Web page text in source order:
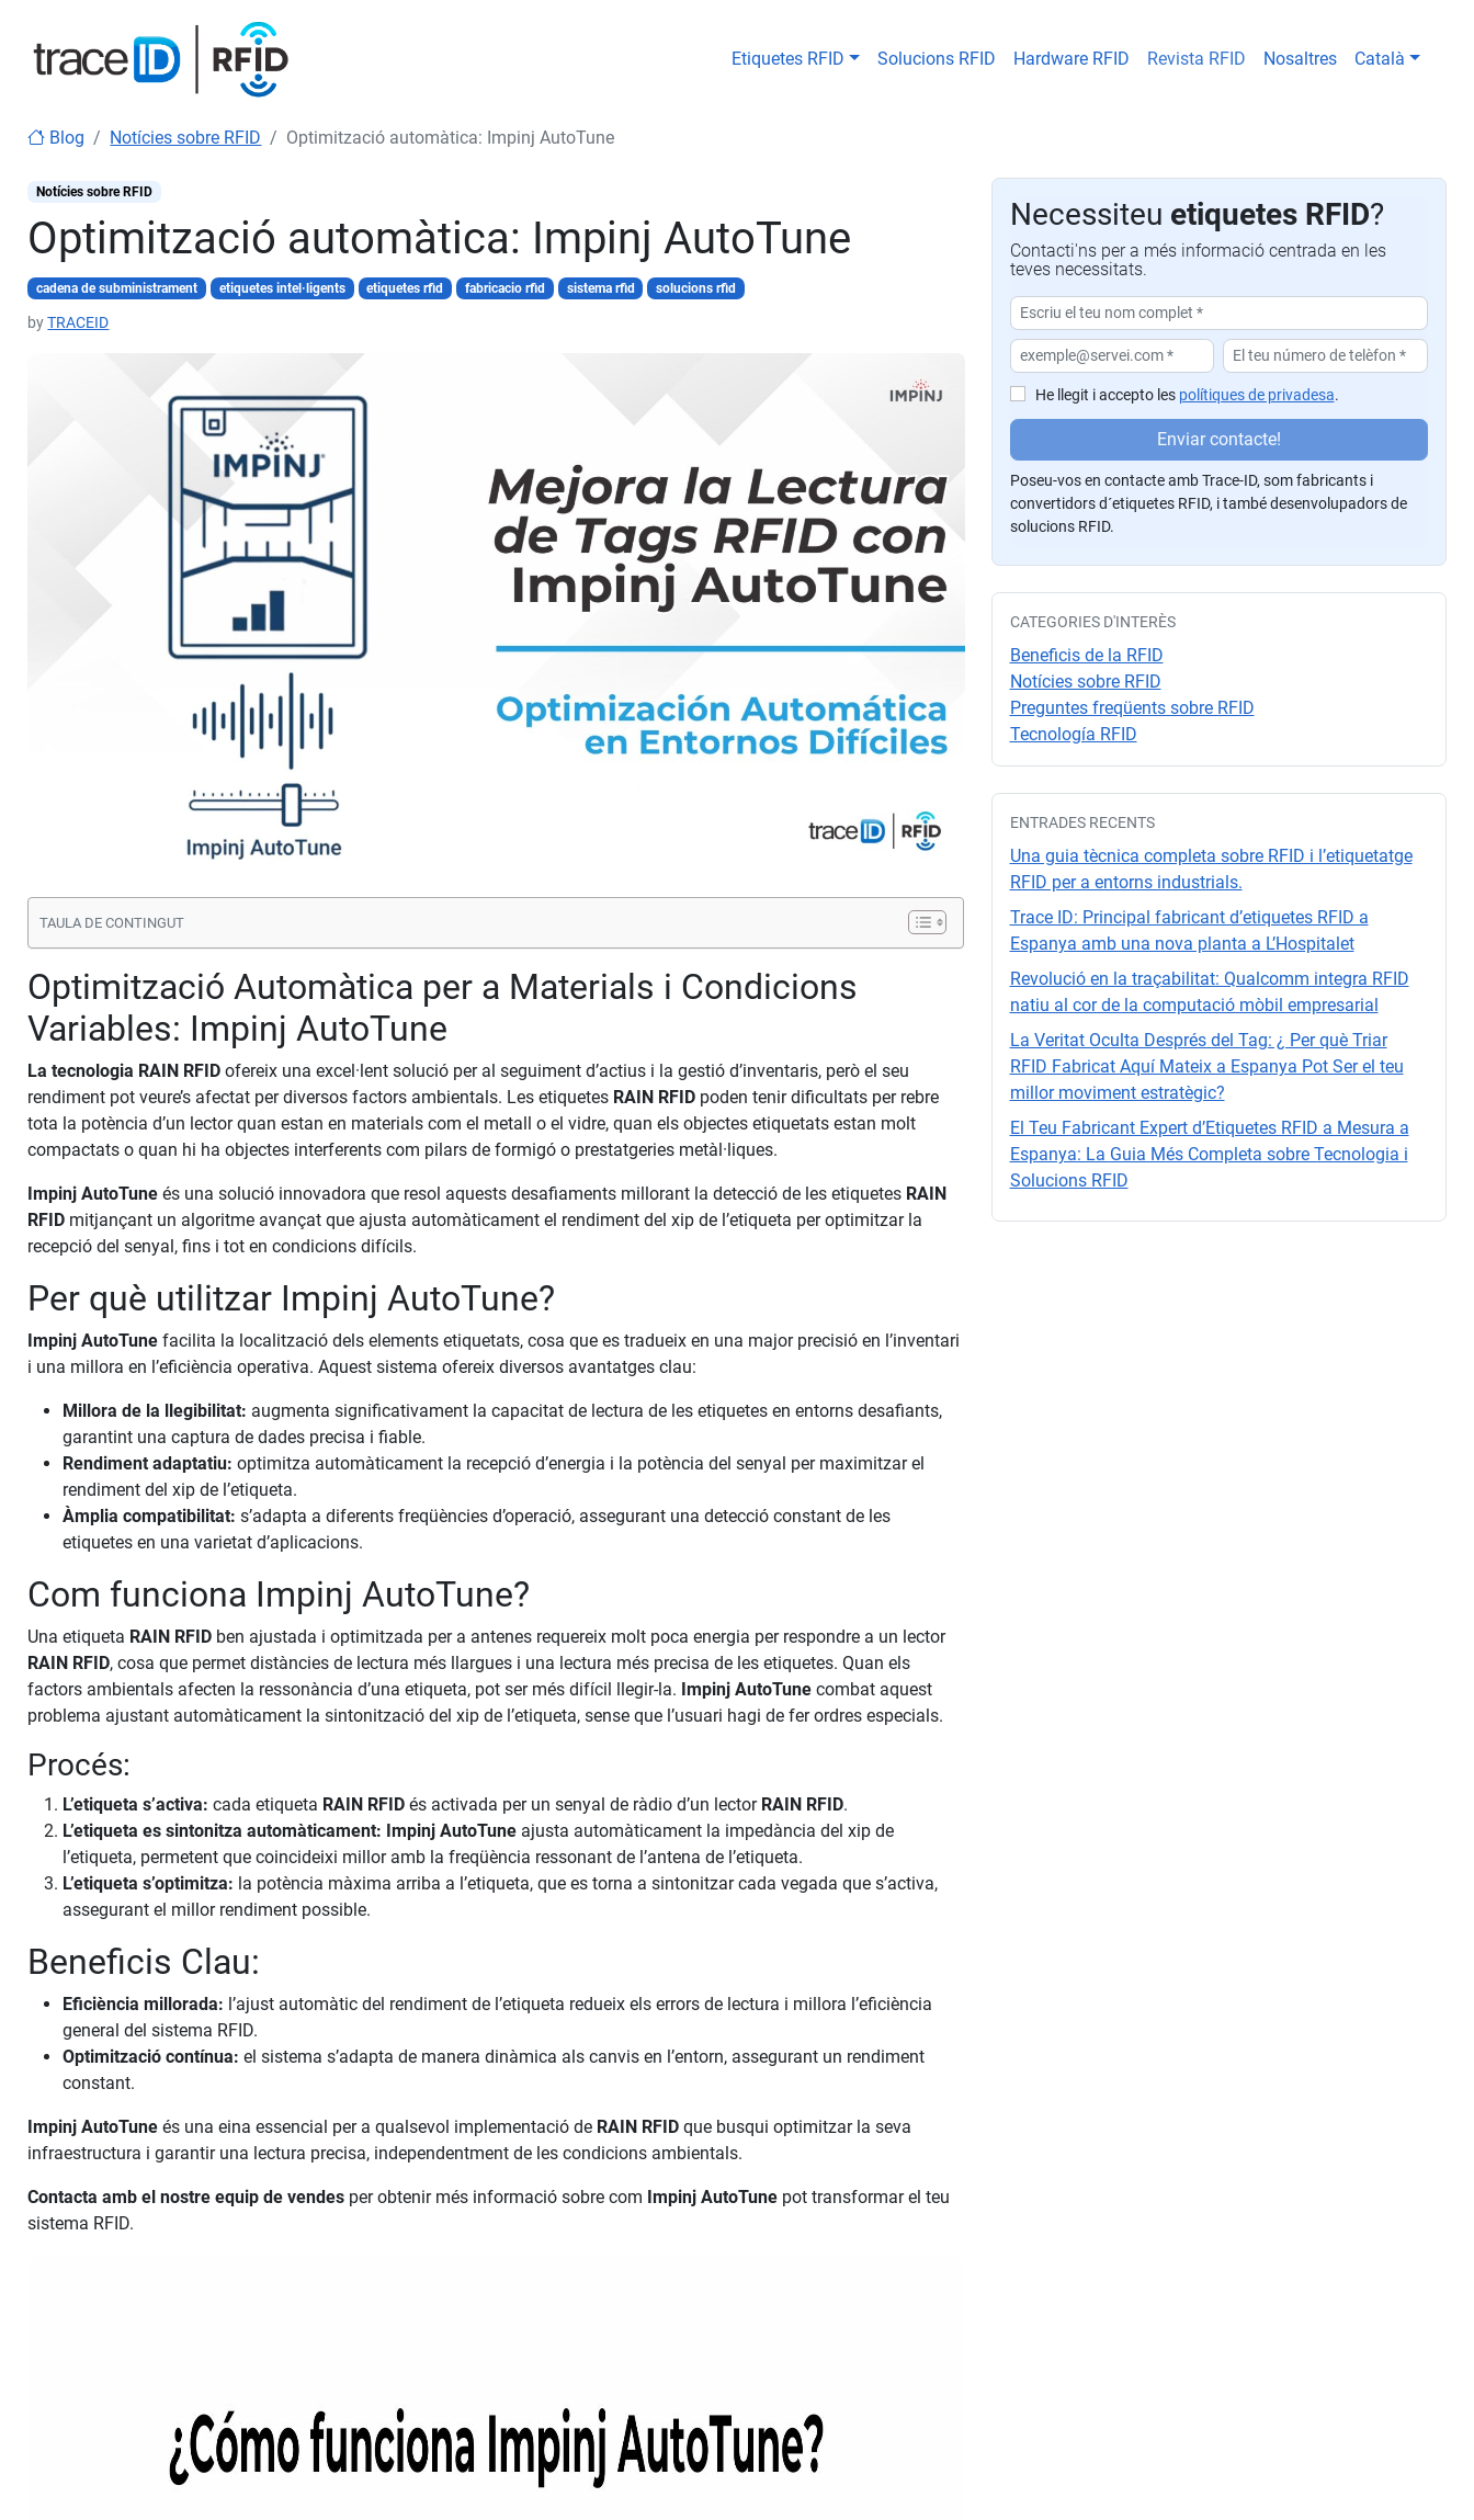
Etiquetes RFID Solucions RFID Hardware RFID Revista RFID Nosaltres Català
Blog Notícies sobre RFID Optimització automàtica: Impinj AutoTune
Notícies sobre RFID
Optimització automàtica: Impinj AutoTune
cadena de subministrament etiquetes intel·ligents etiquetes rfid fabricacio rfid sistema rfid solucions rfid
byTRACEID
TAULA DE CONTINGUT
Optimització Automàtica per a Materials i Condicions
Variables: Impinj AutoTune
La tecnologia RAIN RFID ofereix una excel·lent solució per al seguiment d’actius i la gestió d’inventaris, però el seu
rendiment pot veure’s afectat per diversos factors ambientals. Les etiquetes RAIN RFID poden tenir dificultats per rebre
tota la potència d’un lector quan estan en materials com el metall o el vidre, quan els objectes etiquetats estan molt
compactats o quan hi ha objectes interferents com pilars de formigó o prestatgeries metàl·liques.
Impinj AutoTune és una solució innovadora que resol aquests desafiaments millorant la detecció de les etiquetes RAIN
RFID mitjançant un algoritme avançat que ajusta automàticament el rendiment del xip de l’etiqueta per optimitzar la
recepció del senyal, fins i tot en condicions difícils.
Per què utilitzar Impinj AutoTune?
Impinj AutoTune facilita la localització dels elements etiquetats, cosa que es tradueix en una major precisió en l’inventari
i una millora en l’eficiència operativa. Aquest sistema ofereix diversos avantatges clau:
Millora de la llegibilitat: augmenta significativament la capacitat de lectura de les etiquetes en entorns desafiants,
garantint una captura de dades precisa i fiable.
Rendiment adaptatiu: optimitza automàticament la recepció d’energia i la potència del senyal per maximitzar el
rendiment del xip de l’etiqueta.
Àmplia compatibilitat: s’adapta a diferents freqüències d’operació, assegurant una detecció constant de les
etiquetes en una varietat d’aplicacions.
Com funciona Impinj AutoTune?
Una etiqueta RAIN RFID ben ajustada i optimitzada per a antenes requereix molt poca energia per respondre a un lector
RAIN RFID, cosa que permet distàncies de lectura més llargues i una lectura més precisa de les etiquetes. Quan els
factors ambientals afecten la ressonància d’una etiqueta, pot ser més difícil llegir-la. Impinj AutoTune combat aquest
problema ajustant automàticament la sintonització del xip de l’etiqueta, sense que l’usuari hagi de fer ordres especials.
Procés:
L’etiqueta s’activa: cada etiqueta RAIN RFID és activada per un senyal de ràdio d’un lector RAIN RFID.
L’etiqueta es sintonitza automàticament: Impinj AutoTune ajusta automàticament la impedància del xip de
l’etiqueta, permetent que coincideixi millor amb la freqüència ressonant de l’antena de l’etiqueta.
L’etiqueta s’optimitza: la potència màxima arriba a l’etiqueta, que es torna a sintonitzar cada vegada que s’activa,
assegurant el millor rendiment possible.
Beneficis Clau:
Eficiència millorada: l’ajust automàtic del rendiment de l’etiqueta redueix els errors de lectura i millora l’eficiència
general del sistema RFID.
Optimització contínua: el sistema s’adapta de manera dinàmica als canvis en l’entorn, assegurant un rendiment
constant.
Impinj AutoTune és una eina essencial per a qualsevol implementació de RAIN RFID que busqui optimitzar la seva
infraestructura i garantir una lectura precisa, independentment de les condicions ambientals.
Contacta amb el nostre equip de vendes per obtenir més informació sobre com Impinj AutoTune pot transformar el teu
sistema RFID.
Necessiteu etiquetes RFID?
Contacti'ns per a més informació centrada en les
teves necessitats.
He llegit i accepto les polítiques de privadesa.
P
or
f
a
v
or
,
d
a
e
st
e
c
a
m
p
o
a
cí
o.
Enviar contacte!
Poseu-vos en contacte amb Trace-ID, som fabricants i
convertidors d´etiquetes RFID, i també desenvolupadors de
solucions RFID.
CATEGORIES D'INTERÈS
Beneficis de la RFID
Notícies sobre RFID
Preguntes freqüents sobre RFID
Tecnología RFID
ENTRADES RECENTS
Una guia tècnica completa sobre RFID i l’etiquetatge
RFID per a entorns industrials.
Trace ID: Principal fabricant d’etiquetes RFID a
Espanya amb una nova planta a L’Hospitalet
Revolució en la traçabilitat: Qualcomm integra RFID
natiu al cor de la computació mòbil empresarial
La Veritat Oculta Després del Tag: ¿ Per què Triar
RFID Fabricat Aquí Mateix a Espanya Pot Ser el teu
millor moviment estratègic?
El Teu Fabricant Expert d’Etiquetes RFID a Mesura a
Espanya: La Guia Més Completa sobre Tecnologia i
Solucions RFID